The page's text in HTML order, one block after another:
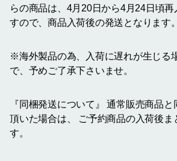
らの商品は、4月20日から4月24日頃再
すので、商品入荷後の発送となります。
※海外製品の為、入荷に遅れが生じる
で、予めご了承下さいませ。
『同梱発送について』 通常販売商品
頂いた場合は、 ご予約商品の入荷後ま
す。